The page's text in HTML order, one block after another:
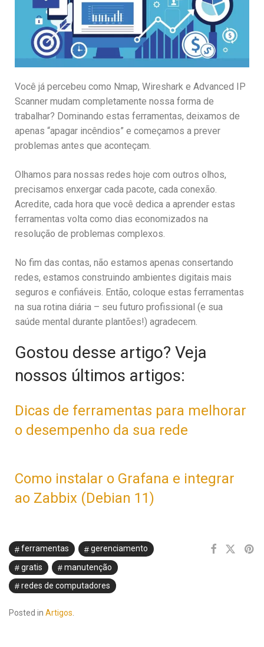
Você já percebeu como Nmap, Wireshark e Advanced IP
Scanner mudam completamente nossa forma de
trabalhar? Dominando estas ferramentas, deixamos de
apenas “apagar incêndios” e começamos a prever
problemas antes que aconteçam.
Olhamos para nossas redes hoje com outros olhos,
precisamos enxergar cada pacote, cada conexão.
Acredite, cada hora que você dedica a aprender estas
ferramentas volta como dias economizados na
resolução de problemas complexos.
No fim das contas, não estamos apenas consertando
redes, estamos construindo ambientes digitais mais
seguros e confiáveis. Então, coloque estas ferramentas
na sua rotina diária – seu futuro profissional (e sua
saúde mental durante plantões!) agradecem.
Gostou desse artigo? Veja
nossos últimos artigos:
Dicas de ferramentas para melhorar
o desempenho da sua rede
Como instalar o Grafana e integrar
ao Zabbix (Debian 11)
ferramentas
gerenciamento
gratis
manutenção
redes de computadores
Posted in Artigos.